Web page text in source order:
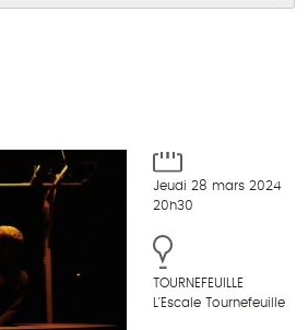
Jeudi 28 mars 2024
20h30
TOURNEFEUILLE
L'Escale Tournefeuille